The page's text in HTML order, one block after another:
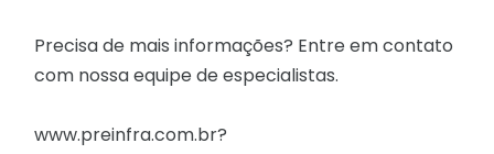
Precisa de mais informações? Entre em contato
com nossa equipe de especialistas.
www.preinfra.com.br?